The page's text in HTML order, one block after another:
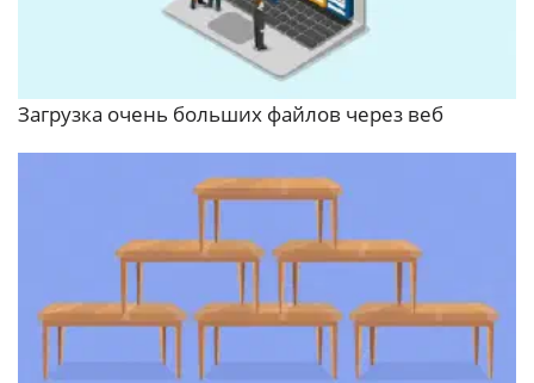
Загрузка очень больших файлов через веб